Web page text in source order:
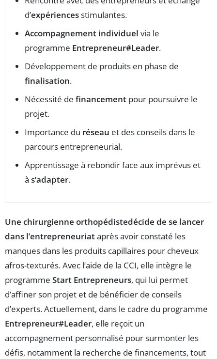
d’expériencesstimulantes.
Accompagnement individuel via le
programme Entrepreneur#Leader.
Développement de produits en phase de
finalisation.
Nécessité de financement pour poursuivre le
projet.
Importance du réseau et des conseils dans le
parcours entrepreneurial.
Apprentissage à rebondir face aux imprévus et
à s’adapter.
Une chirurgienne orthopédistedécide de se lancer
dans l’entrepreneuriataprès avoir constaté les
manques dans les produits capillaires pour cheveux
afros-texturés. Avec l’aide de la CCI, elle intègre le
programme Start Entrepreneurs, qui lui permet
d’affiner son projet et de bénéficier de conseils
d’experts. Actuellement, dans le cadre du programme
Entrepreneur#Leader, elle reçoit un
accompagnement personnalisé pour surmonter les
défis, notamment la recherche de financements, tout